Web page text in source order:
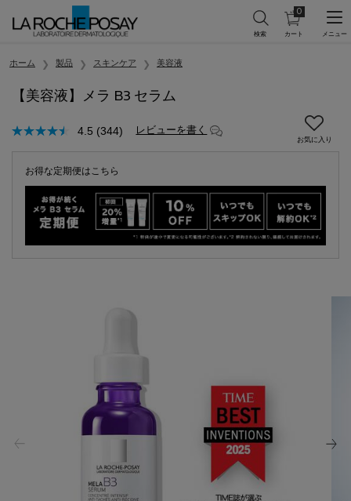
カ
ー
0
0 カート内の
ホーム 製品 スキンケア 美容液
【美容液】メラ B3 セラム
4.5 (344) レビューを書く
お得な定期便はこちら